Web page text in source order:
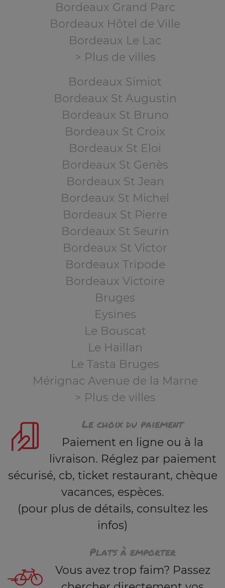
Bordeaux Grand Parc
Bordeaux Hôtel de Ville
Bordeaux Le Lac
> Plus de villes
Bordeaux Simiot
Bordeaux St Augustin
Bordeaux St Bruno
Bordeaux St Croix
Bordeaux St Eloi
Bordeaux St Genès
Bordeaux St Jean
Bordeaux St Michel
Bordeaux St Pierre
Bordeaux St Seurin
Bordeaux St Victor
Bordeaux Tripode
Bordeaux Victoire
Bruges
Eysines
Le Bouscat
Le Haillan
Le Tasta Bruges
Mérignac Avenue de la Marne
> Plus de villes
Le choix du paiement
Paiement en ligne ou à la
livraison. Réglez par paiement
sécurisé, cb, ticket restaurant, chèque
vacances, espèces.
(pour plus de détails, consultez les
infos)
Plats à emporter
Vous avez trop faim? Passez